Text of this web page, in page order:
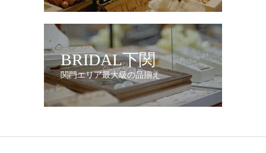
BRIDAL下関
関門エリア最大級の品揃え